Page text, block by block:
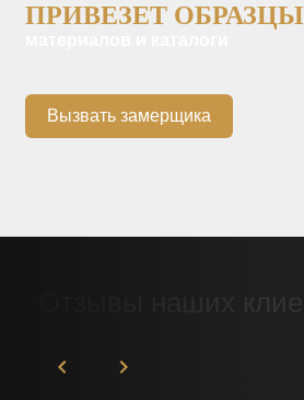
ПРИВЕЗЕТ ОБРАЗЦЫ
Вызвать замерщика